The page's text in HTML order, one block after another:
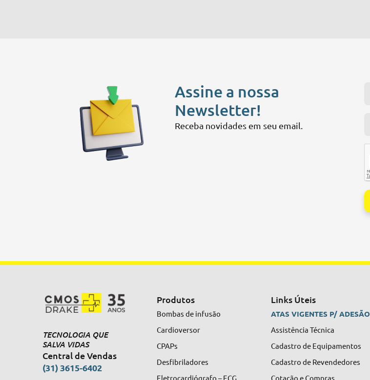
Assine a nossa
Newsletter!
Receba novidades em seu email.
TECNOLOGIA QUE
SALVA VIDAS
Central de Vendas
(31) 3615-6402
Produtos
Bombas de infusão
Cardioversor
CPAPs
Desfibriladores
Eletrocardiógrafo – ECG
Links Úteis
ATAS VIGENTES P/ ADESÃO
Assistência Técnica
Cadastro de Equipamentos
Cadastro de Revendedores
Cotação e Compras